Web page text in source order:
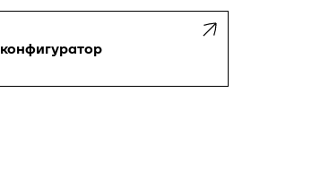
конфигуратор